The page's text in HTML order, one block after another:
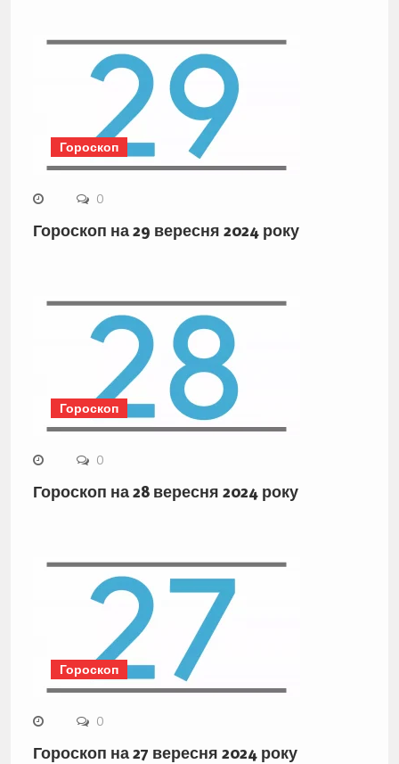
Гороскоп
0
Гороскоп на 29 вересня 2024 року
Гороскоп
0
Гороскоп на 28 вересня 2024 року
Гороскоп
0
Гороскоп на 27 вересня 2024 року